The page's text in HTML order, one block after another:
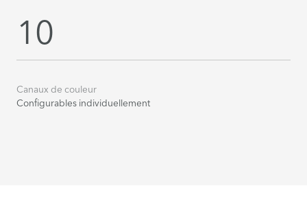
10
Canaux de couleur
Configurables individuellement